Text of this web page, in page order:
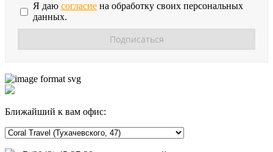
Я даю согласие на обработку своих персональных
данных.
Ближайший к вам офис: